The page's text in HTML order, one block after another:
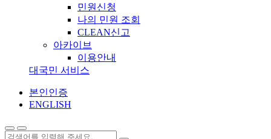
민원신청
나의 민원 조회
CLEAN신고
아카이브
이용안내
대국민 서비스
본인인증
ENGLISH